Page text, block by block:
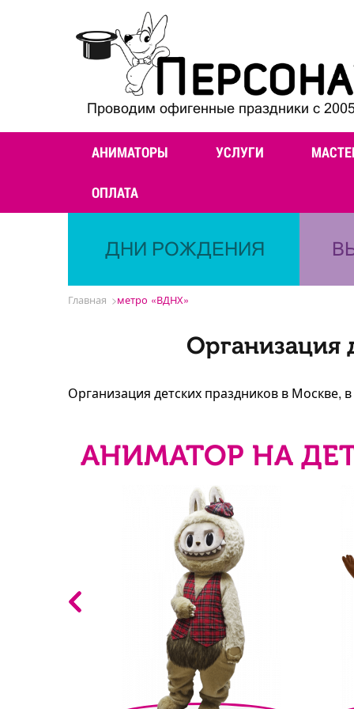
Проводим офигенные праздники с
АНИМАТОРЫ УСЛУГИ
ОПЛАТА
ДНИ РОЖДЕНИЯ
Главная метро «ВДНХ»
Организация
Организация детских праздников в
АНИМАТОР НА